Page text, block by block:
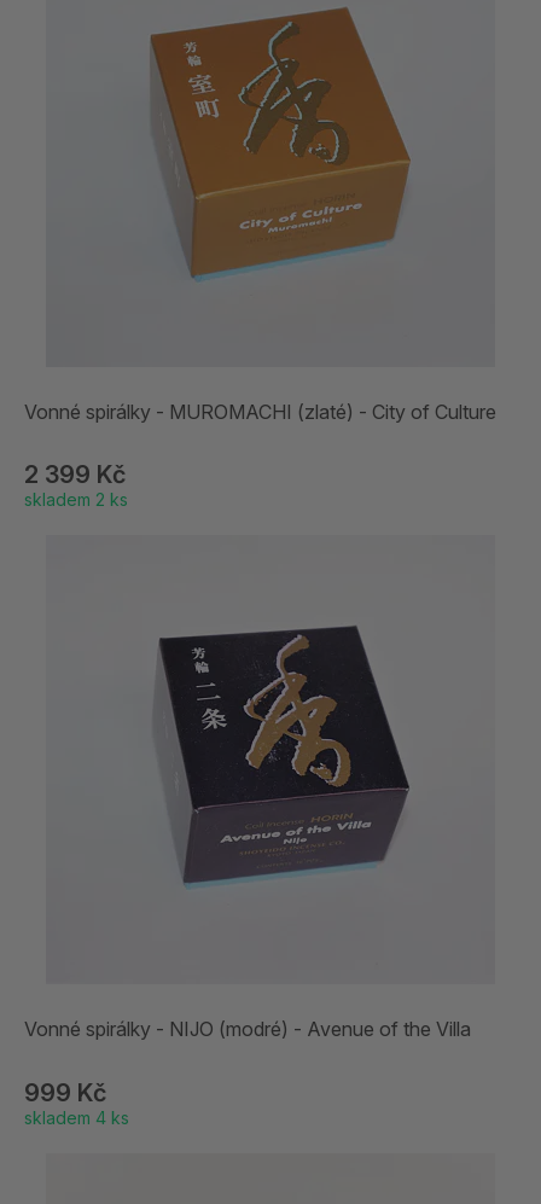
Vonné spirálky - MUROMACHI (zlaté) - City of Culture
2 399 Kč
skladem 2 ks
Vonné spirálky - NIJO (modré) - Avenue of the Villa
999 Kč
skladem 4 ks